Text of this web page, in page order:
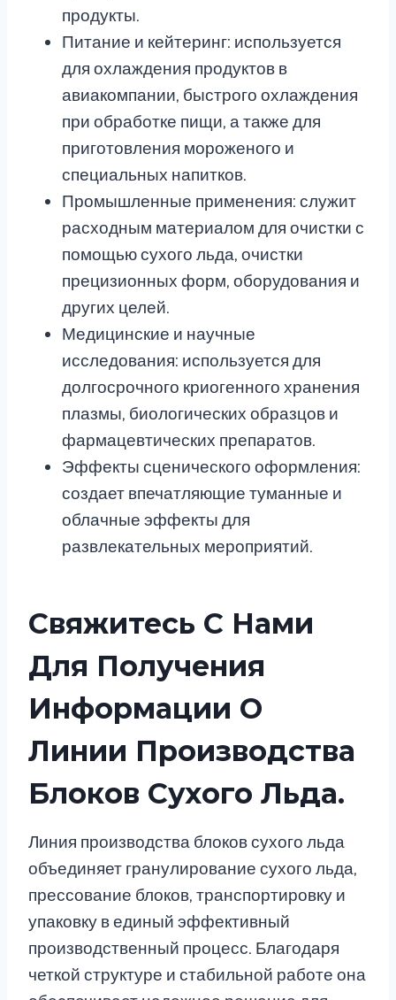
продукты.
Питание и кейтеринг: используется
для охлаждения продуктов в
авиакомпании, быстрого охлаждения
при обработке пищи, а также для
приготовления мороженого и
специальных напитков.
Промышленные применения: служит
расходным материалом для очистки с
помощью сухого льда, очистки
прецизионных форм, оборудования и
других целей.
Медицинские и научные
исследования: используется для
долгосрочного криогенного хранения
плазмы, биологических образцов и
фармацевтических препаратов.
Эффекты сценического оформления:
создает впечатляющие туманные и
облачные эффекты для
развлекательных мероприятий.
Свяжитесь С Нами
Для Получения
Информации О
Линии Производства
Блоков Сухого Льда.
Линия производства блоков сухого льда
объединяет гранулирование сухого льда,
прессование блоков, транспортировку и
упаковку в единый эффективный
производственный процесс. Благодаря
четкой структуре и стабильной работе она